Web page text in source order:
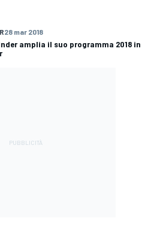
28 mar 2018
amplia il suo programma 2018 in